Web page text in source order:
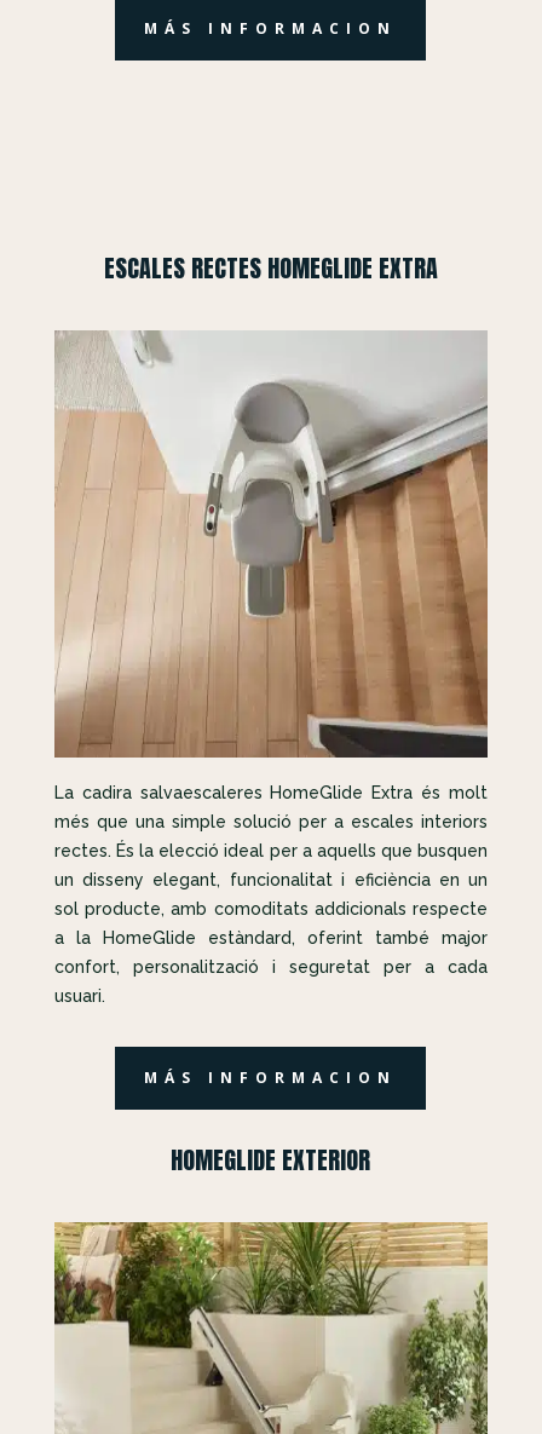
MÁS INFORMACION
ESCALES RECTES HOMEGLIDE EXTRA
La cadira salvaescaleres HomeGlide Extra és molt
més que una simple solució per a escales interiors
rectes. És la elecció ideal per a aquells que busquen
un disseny elegant, funcionalitat i eficiència en un
sol producte, amb comoditats addicionals respecte
a la HomeGlide estàndard, oferint també major
confort, personalització i seguretat per a cada
usuari.
MÁS INFORMACION
HOMEGLIDE EXTERIOR